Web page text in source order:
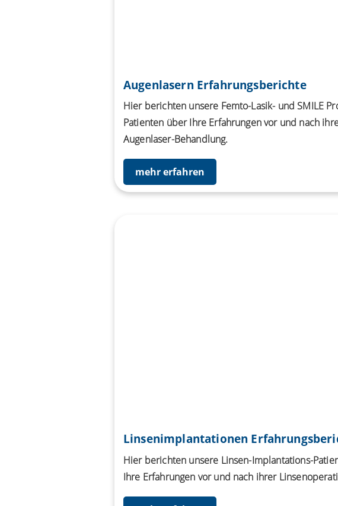
Augenlasern Erfahrungsberichte
Hier berichten unsere Femto-Lasik- und SMILE
Patienten über Ihre Erfahrungen vor und nach
Augenlaser-Behandlung.
mehr erfahren
Linsenimplantationen
Hier berichten unsere Linsen-Implantations-
Ihre Erfahrungen vor und nach ihrer